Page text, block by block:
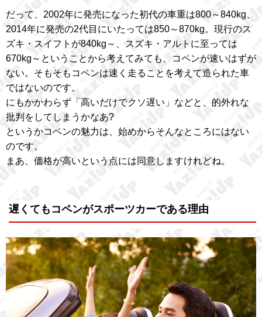
だって、2002年に発売になった初代の車重は800～840kg、
2014年に発売の2代目にいたっては850～870kg。現行のス
ズキ・スイフトが840kg～、スズキ・アルトに至っては
670kg～ということから考えてみても、コペンが速いはずが
ない。そもそもコペンは速く走ることを考えて造られた車
ではないのです。
にもかかわらず「高いだけでクソ遅い」などと、的外れな
批判をしてしまうかなあ?
というかコペンの魅力は、始めからそんなところにはない
のです。
まあ、価格が高いという点には同意しますけれどね。
遅くてもコペンがスポーツカーである理由